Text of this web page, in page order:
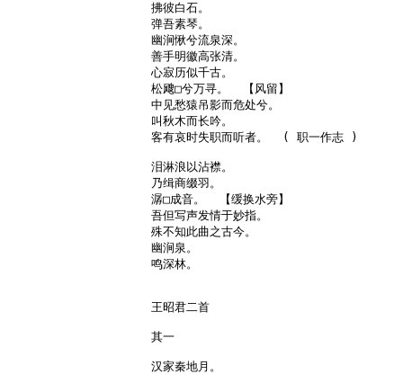
拂彼白石。
弹吾素琴。
幽涧愀兮流泉深。
善手明徽高张清。
心寂历似千古。
松飕□兮万寻。  【风留】
中见愁猿吊影而危处兮。
叫秋木而长吟。
客有哀时失职而听者。  ( 职一作志 )
泪淋浪以沾襟。
乃缉商缀羽。
潺□成音。  【缓换水旁】
吾但写声发情于妙指。
殊不知此曲之古今。
幽涧泉。
鸣深林。
王昭君二首
其一
汉家秦地月。